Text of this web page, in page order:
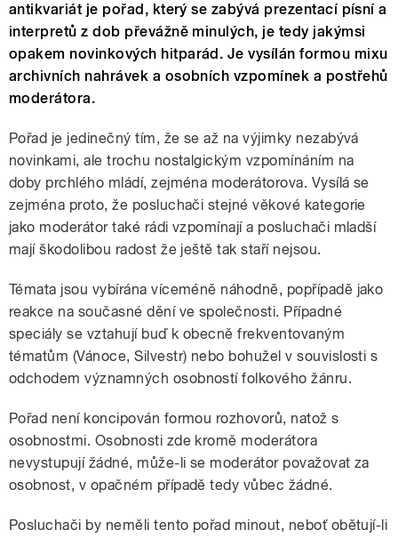
antikvariát je pořad, který se zabývá prezentací písní a
interpretů z dob převážně minulých, je tedy jakýmsi
opakem novinkových hitparád. Je vysílán formou mixu
archivních nahrávek a osobních vzpomínek a postřehů
moderátora.
Pořad je jedinečný tím, že se až na výjimky nezabývá
novinkami, ale trochu nostalgickým vzpomínáním na
doby prchlého mládí, zejména moderátorova. Vysílá se
zejména proto, že posluchači stejné věkové kategorie
jako moderátor také rádi vzpomínají a posluchači mladší
mají škodolibou radost že ještě tak staří nejsou.
Témata jsou vybírána víceméně náhodně, popřípadě jako
reakce na současné dění ve společnosti. Případné
speciály se vztahují buď k obecně frekventovaným
tématům (Vánoce, Silvestr) nebo bohužel v souvislosti s
odchodem významných osobností folkového žánru.
Pořad není koncipován formou rozhovorů, natož s
osobnostmi. Osobnosti zde kromě moderátora
nevystupují žádné, může-li se moderátor považovat za
osobnost, v opačném případě tedy vůbec žádné.
Posluchači by neměli tento pořad minout, neboť obětují-li